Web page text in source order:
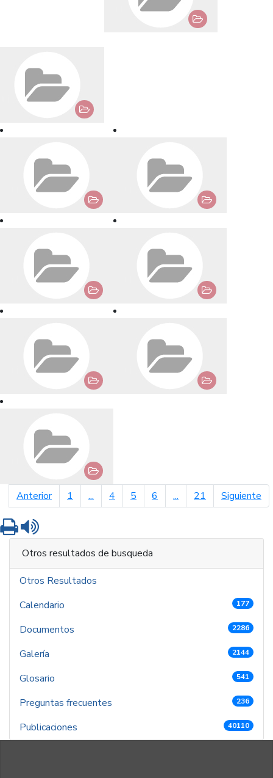
Anteriorpágina anterior
1 ... 4 5 6 ... 21 Siguiente
Imprimir
Otros resultados de busqueda
Otros Resultados
Calendario
177
Documentos 2286
Galería 2144
Glosario 541
Preguntas frecuentes 236
Publicaciones 40110